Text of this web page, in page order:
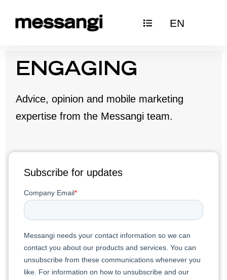
EN
ENGAGING
Advice, opinion and mobile marketing
expertise from the Messangi team.
Subscribe for updates